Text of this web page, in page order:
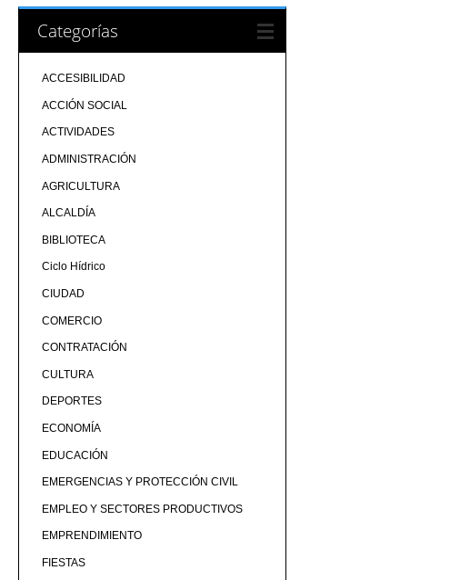
Categorías
ACCESIBILIDAD
ACCIÓN SOCIAL
ACTIVIDADES
ADMINISTRACIÓN
AGRICULTURA
ALCALDÍA
BIBLIOTECA
Ciclo Hídrico
CIUDAD
COMERCIO
CONTRATACIÓN
CULTURA
DEPORTES
ECONOMÍA
EDUCACIÓN
EMERGENCIAS Y PROTECCIÓN CIVIL
EMPLEO Y SECTORES PRODUCTIVOS
EMPRENDIMIENTO
FIESTAS